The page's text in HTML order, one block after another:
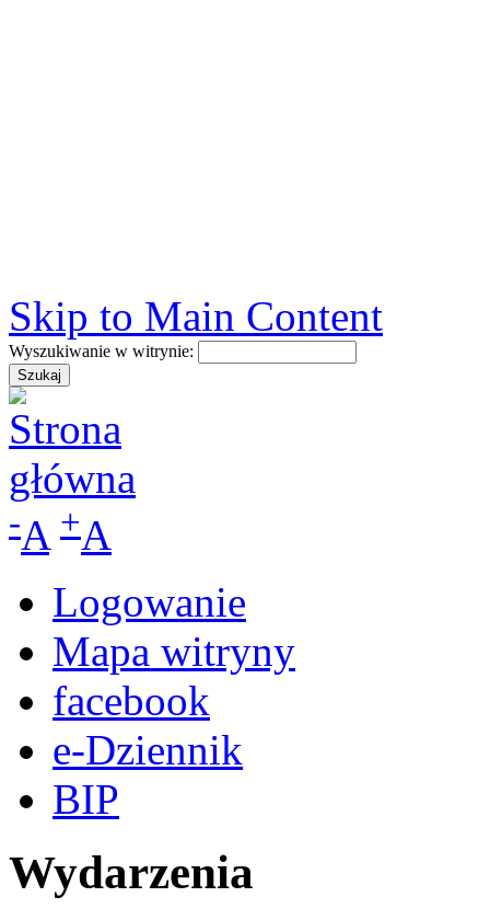
Skip to Main Content
Wyszukiwanie w witrynie:
-A +A
Logowanie
Mapa witryny
facebook
e-Dziennik
BIP
Wydarzenia